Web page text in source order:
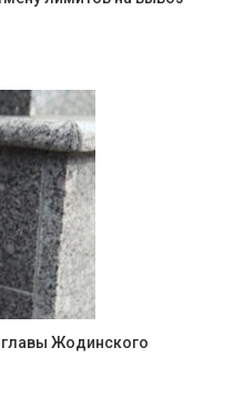
Жодинского